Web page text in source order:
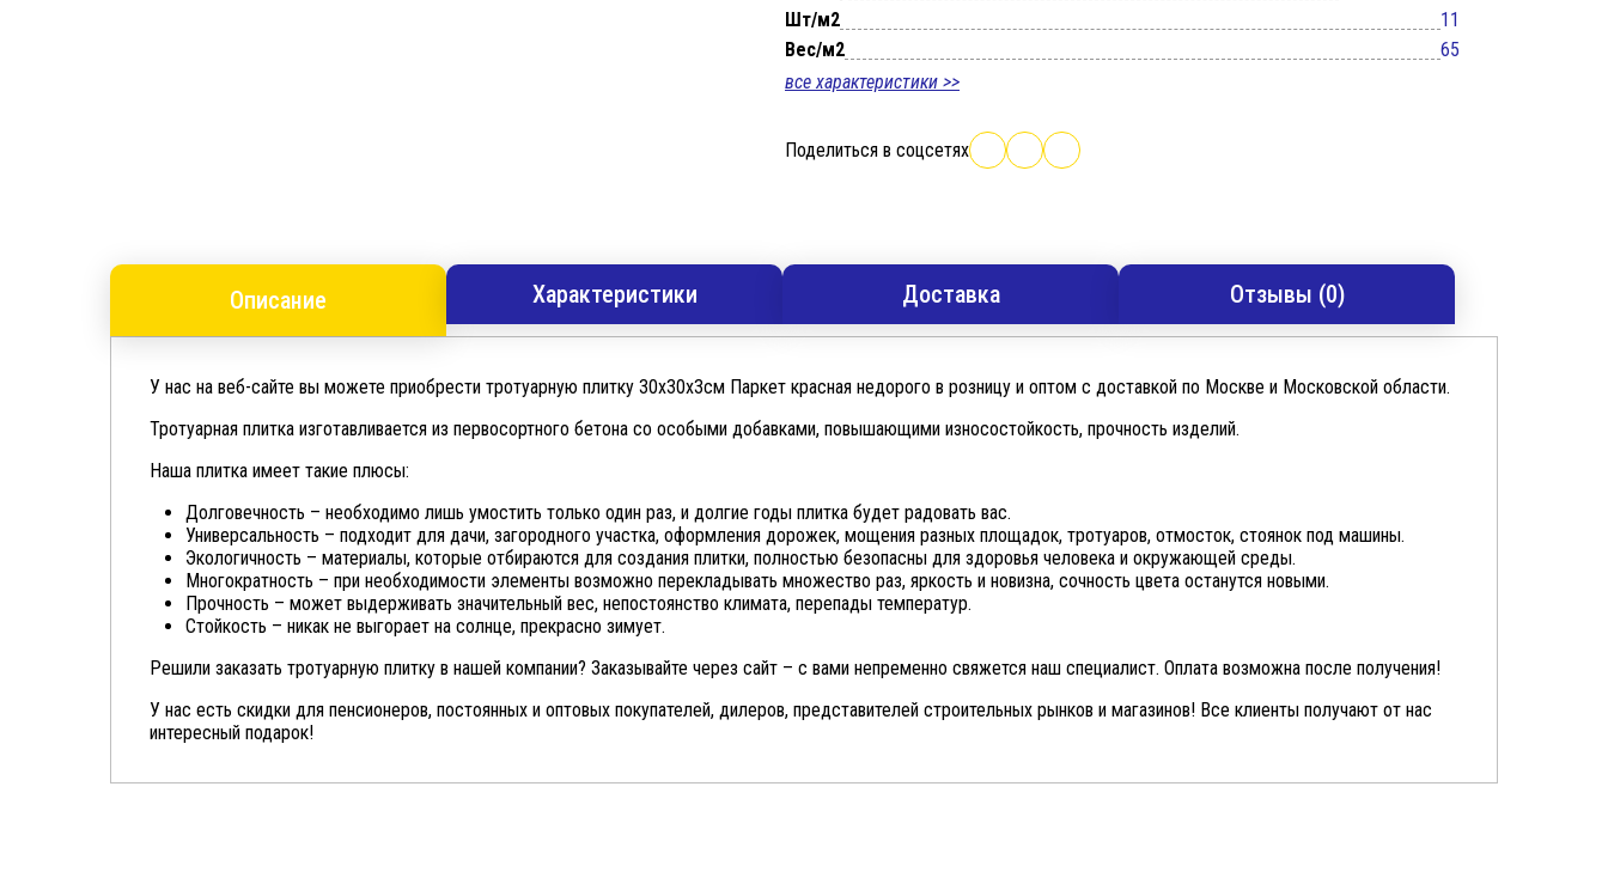
Шт/м2
11
Вес/м2
65
все характеристики >>
Поделиться в соцсетях
Описание Характеристики Доставка Отзывы (0)
У нас на веб-сайте вы можете приобрести тротуарную плитку 30х30х3см Паркет красная недорого в розницу и оптом с доставкой по Москве и Московской области.
Тротуарная плитка изготавливается из первосортного бетона со особыми добавками, повышающими износостойкость, прочность изделий.
Наша плитка имеет такие плюсы:
Долговечность – необходимо лишь умостить только один раз, и долгие годы плитка будет радовать вас.
Универсальность – подходит для дачи, загородного участка, оформления дорожек, мощения разных площадок, тротуаров, отмосток, стоянок под машины.
Экологичность – материалы, которые отбираются для создания плитки, полностью безопасны для здоровья человека и окружающей среды.
Многократность – при необходимости элементы возможно перекладывать множество раз, яркость и новизна, сочность цвета останутся новыми.
Прочность – может выдерживать значительный вес, непостоянство климата, перепады температур.
Стойкость – никак не выгорает на солнце, прекрасно зимует.
Решили заказать тротуарную плитку в нашей компании? Заказывайте через сайт – с вами непременно свяжется наш специалист. Оплата возможна после получения!
У нас есть скидки для пенсионеров, постоянных и оптовых покупателей, дилеров, представителей строительных рынков и магазинов! Все клиенты получают от нас
интересный подарок!